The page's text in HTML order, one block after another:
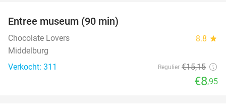
Entree museum (90 min)
Chocolate Lovers 8.8 star
Middelburg
Verkocht: 311
Regulier €15,15
€8,95